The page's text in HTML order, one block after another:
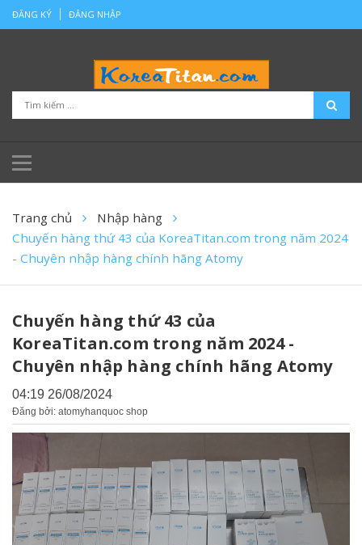
ĐĂNG KÝ ĐĂNG NHẬP
Trang chủ
Nhập hàng
Chuyến hàng thứ 43 của KoreaTitan.com trong năm 2024
- Chuyên nhập hàng chính hãng Atomy
Chuyến hàng thứ 43 của
KoreaTitan.com trong năm 2024 -
Chuyên nhập hàng chính hãng Atomy
04:19 26/08/2024
Đăng bởi: atomyhanquoc shop